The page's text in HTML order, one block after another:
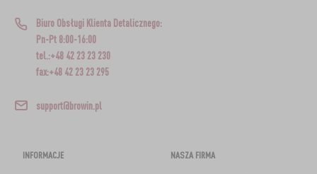
Biuro Obsługi Klienta Detalicznego:
Pn-Pt 8:00-16:00
tel.:+48 42 23 23 230
fax:+48 42 23 23 295
support@browin.pl
INFORMACJE NASZA FIRMA